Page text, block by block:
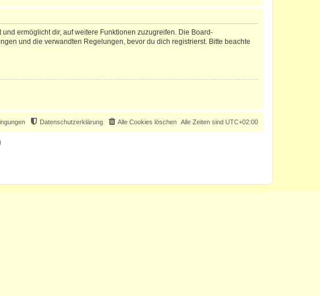
ermöglicht dir, auf weitere Funktionen zuzugreifen. Die Board-
und die verwandten Regelungen, bevor du dich registrierst. Bitte beachte
Alle Zeiten sind UTC+02:00
Alle Cookies löschen
Datenschutzerklärung